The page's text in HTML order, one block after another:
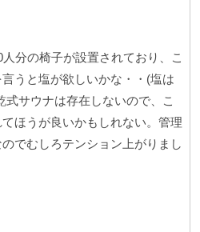
分の椅子が設置されており、こ
うと塩が欲しいかな・・(塩は
サウナは存在しないので、こ
ほうが良いかもしれない。管理
でむしろテンション上がりまし